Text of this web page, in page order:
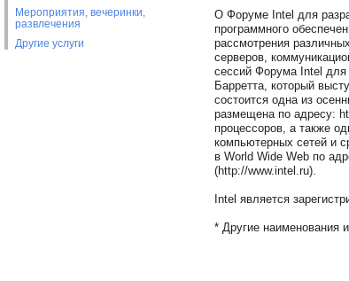
Мероприятия, вечеринки,
развлечения
Другие услуги
О Форуме Intel для
программного
рассмотрения
серверов,
сессий Форума Intel для
Барретта, который
состоится одна из
размещена по адресу:
процессоров, а также
компьютерных сетей и
в World Wide Web по
(http://www.intel.ru).
Intel является
* Другие наименования